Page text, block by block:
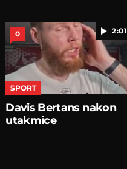
2:01
0
SPORT
Davis Bertans nakon
utakmice